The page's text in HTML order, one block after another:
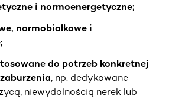
i normoenergetyczne;
normobiałkowe i
do potrzeb konkretnej
, np. dedykowane
niewydolnością nerek lub